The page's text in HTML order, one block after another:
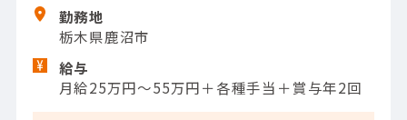
勤務地
栃木県鹿沼市
給与
月給25万円～55万円＋各種手当＋賞与年2回